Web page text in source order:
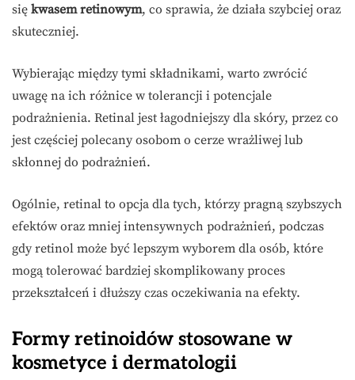
się kwasem retinowym, co sprawia, że działa szybciej oraz
skuteczniej.
Wybierając między tymi składnikami, warto zwrócić
uwagę na ich różnice w tolerancji i potencjale
podrażnienia. Retinal jest łagodniejszy dla skóry, przez co
jest częściej polecany osobom o cerze wrażliwej lub
skłonnej do podrażnień.
Ogólnie, retinal to opcja dla tych, którzy pragną szybszych
efektów oraz mniej intensywnych podrażnień, podczas
gdy retinol może być lepszym wyborem dla osób, które
mogą tolerować bardziej skomplikowany proces
przekształceń i dłuższy czas oczekiwania na efekty.
Formy retinoidów stosowane w
kosmetyce i dermatologii